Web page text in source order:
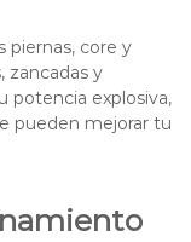
piernas, core y
zancadas y
potencia explosiva,
pueden mejorar tu